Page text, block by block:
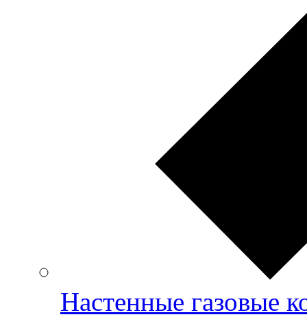
Настенные газовые